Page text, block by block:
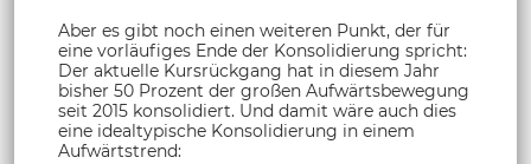
Aber es gibt noch einen weiteren Punkt, der für
eine vorläufiges Ende der Konsolidierung spricht:
Der aktuelle Kursrückgang hat in diesem Jahr
bisher 50 Prozent der großen Aufwärtsbewegung
seit 2015 konsolidiert. Und damit wäre auch dies
eine idealtypische Konsolidierung in einem
Aufwärtstrend: